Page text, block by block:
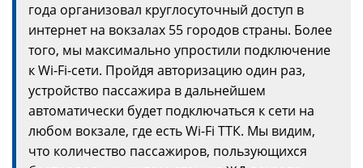
года организовал круглосуточный доступ в
интернет на вокзалах 55 городов страны. Более
того, мы максимально упростили подключение
к Wi-Fi-сети. Пройдя авторизацию один раз,
устройство пассажира в дальнейшем
автоматически будет подключаться к сети на
любом вокзале, где есть Wi-Fi ТТК. Мы видим,
что количество пассажиров, пользующихся